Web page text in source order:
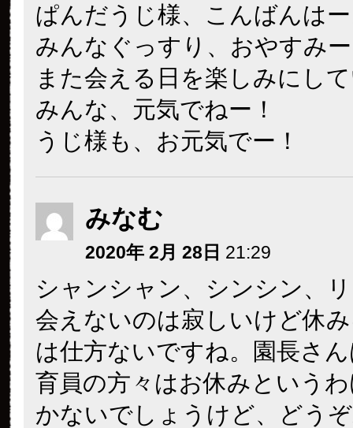
ぱんだうじ様、こんばんは
みんなぐっすり、おやすみ
また会える日を楽しみにし
みんな、元気でねー！
うじ様も、お元気でー！
みなむ
2020年 2月 28日 21:29
シャンシャン、シンシン、
会えないのは寂しいけど休
は仕方ないですね。園長さ
育員の方々はお休みという
かないでしょうけど、どう